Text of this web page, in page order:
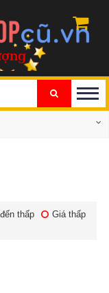
thấp
Giá thấp